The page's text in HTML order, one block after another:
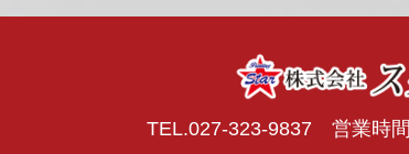
TEL.027-323-9837 営業時